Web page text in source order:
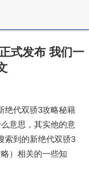
式发布 我们一
绝代双骄3攻略秘籍
意思，其实他的意
索到的新绝代双骄3
）相关的一些知